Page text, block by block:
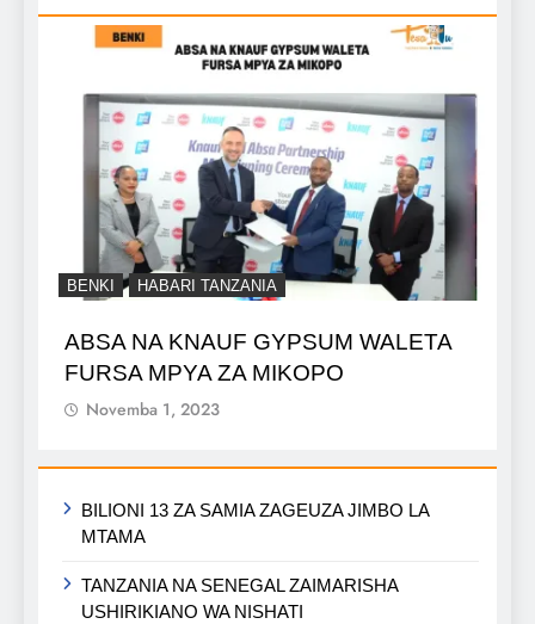
BENKI HABARI TANZANIA
ABSA NA KNAUF GYPSUM WALETA
FURSA MPYA ZA MIKOPO
Novemba 1, 2023
BILIONI 13 ZA SAMIA ZAGEUZA JIMBO LA
MTAMA
TANZANIA NA SENEGAL ZAIMARISHA
USHIRIKIANO WA NISHATI